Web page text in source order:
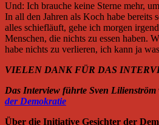
Und: Ich brauche keine Sterne mehr,
In all den Jahren als Koch habe bereits
alles schiefläuft, gehe ich morgen
Menschen, die nichts zu essen haben.
habe nichts zu verlieren, ich kann ja
VIELEN DANK FÜR DAS
Das Interview führte Sven Lilienström
der Demokratie
Über die Initiative Gesichter der